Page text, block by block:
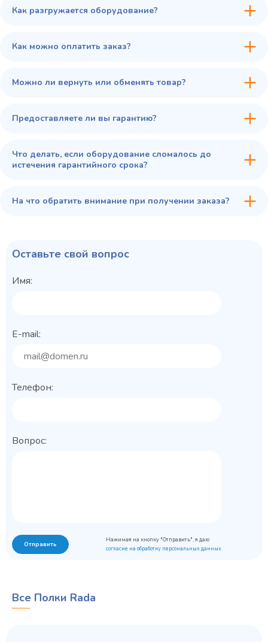
45 900 ₽
Как разгружается оборудование?
Как можно оплатить заказ?
Можно ли вернуть или обменять товар?
Предоставляете ли вы гарантию?
Что делать, если оборудование сломалось до
истечения гарантийного срока?
На что обратить внимание при получении заказа?
Оставьте свой вопрос
Имя:
E-mail:
Телефон:
Вопрос:
Отправить
Нажимая на кнопку "Отправить", я даю
согласие на обработку персональных данных
Все Полки Rada